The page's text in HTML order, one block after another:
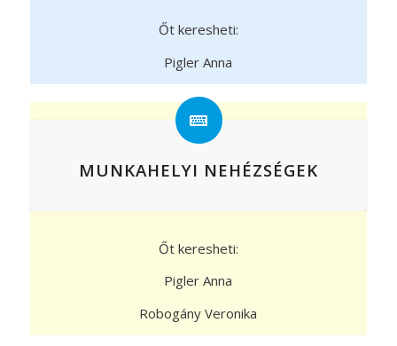
Őt keresheti:
Pigler Anna
MUNKAHELYI NEHÉZSÉGEK
Őt keresheti:
Pigler Anna
Robogány Veronika